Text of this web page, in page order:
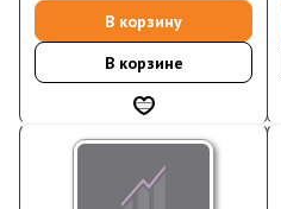
В корзину
В корзине